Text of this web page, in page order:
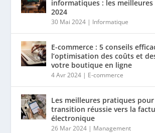
informatiques : les
2024
30 Mai 2024 | Informatique
E-commerce : 5 conseils
l’optimisation des coûts et
votre boutique en ligne
4 Avr 2024 | E-commerce
Les meilleures pratiques
transition réussie vers la
électronique
26 Mar 2024 | Management